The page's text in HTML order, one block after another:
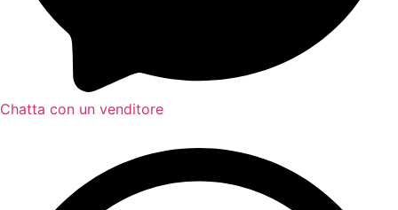
Chatta con un venditore